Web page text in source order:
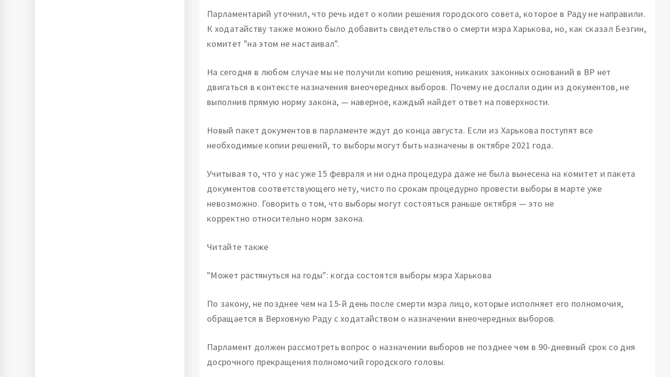
Парламентарий уточнил, что речь идет о копии решения городского совета, которое в Раду не направили.
К ходатайству также можно было добавить свидетельство о смерти мэра Харькова, но, как сказал Безгин,
комитет "на этом не настаивал".
На сегодня в любом случае мы не получили копию решения, никаких законных оснований в ВР нет
двигаться в контексте назначения внеочередных выборов. Почему не дослали один из документов, не
выполнив прямую норму закона, — наверное, каждый найдет ответ на поверхности.
Новый пакет документов в парламенте ждут до конца августа. Если из Харькова поступят все
необходимые копии решений, то выборы могут быть назначены в октябре 2021 года.
Учитывая то, что у нас уже 15 февраля и ни одна процедура даже не была вынесена на комитет и пакета
документов соответствующего нету, чисто по срокам процедурно провести выборы в марте уже
невозможно. Говорить о том, что выборы могут состояться раньше октября — это не
корректно относительно норм закона.
Читайте также
"Может растянуться на годы": когда состоятся выборы мэра Харькова
По закону, не позднее чем на 15-й день после смерти мэра лицо, которые исполняет его полномочия,
обращается в Верховную Раду с ходатайством о назначении внеочередных выборов.
Парламент должен рассмотреть вопрос о назначении выборов не позднее чем в 90-дневный срок со дня
досрочного прекращения полномочий городского головы.